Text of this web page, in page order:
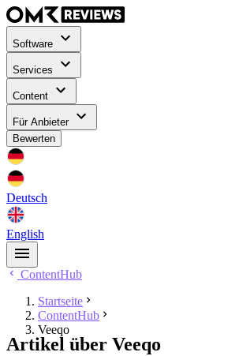
Software
Services
Content
Für Anbieter
Bewerten
Deutsch
English
ContentHub
Startseite
ContentHub
Veeqo
Artikel über Veeqo